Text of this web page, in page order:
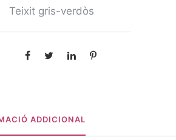
Teixit gris-verdòs
ADDICIONAL